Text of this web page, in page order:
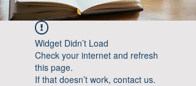
Widget Didn’t Load
Check your internet and refresh
this page.
If that doesn’t work, contact us.